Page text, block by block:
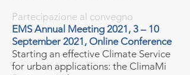
Partecipazione al convegno
EMS Annual Meeting 2021, 3 – 10
September 2021, Online Conference
Starting an effective Climate Service
for urban applications: the ClimaMi